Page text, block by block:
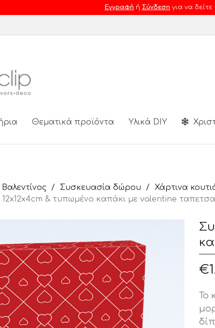
Εγγραφή ή Σύνδεση για να δείτε
Θεματικά προϊόντα Υλικά DIY
Συσκευασία δώρου
Χάρτινα
& τυπωμένο καπάκι με valentine
€
Το